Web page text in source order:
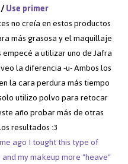
Use primer
no creía en estos productos
más grasosa y el maquillaje
a utilizar uno de Jafra
la diferencia -u- Ambos los
la cara perdura más tiempo
utilizo polvo para retocar
año probar más de otras
resultados :3
ago I tought this type of
my makeup more "heave"